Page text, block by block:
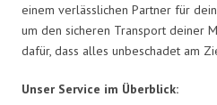
einem verlässlichen Partner für
um den sicheren Transport deiner
dafür, dass alles unbeschadet am
Unser Service im Überblick: